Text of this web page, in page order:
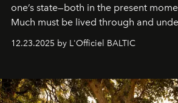
one’s state—both in the present
Much must be lived through and
preserve that crystal clarity of
everyone sees at once, not everyone
away. Time is essential, for beneath
masks, something truly beautiful
12.23.2025 by L'Officiel BALTIC